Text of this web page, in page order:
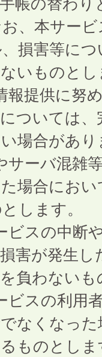
、本サー
損害等に
いものとし
提供に努
ついては、
場合があり
ーバ混雑
場合にお
します。
スの中断
害が発生し
負わないも
スの利用
なくなった
ものとしま